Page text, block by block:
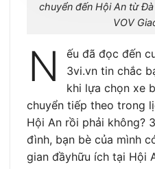
chuyển đến Hội An từ
VOV
N
ếu đã đọc đến
3vi.vn tin chắc
khi lựa chọn xe
chuyển tiếp theo trong
Hội An rồi phải không?
đình, bạn bè của mình
gian đầyhữu ích tại Hội